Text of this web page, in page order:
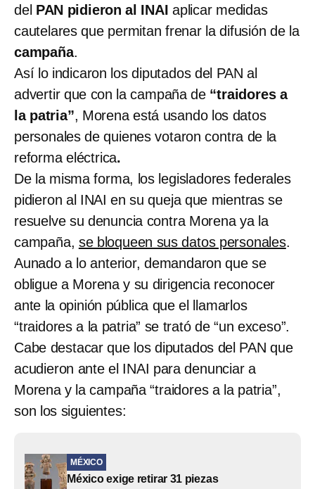
del PAN pidieron al INAI aplicar medidas
cautelares que permitan frenar la difusión de la
campaña.
Así lo indicaron los diputados del PAN al
advertir que con la campaña de “traidores a
la patria”, Morena está usando los datos
personales de quienes votaron contra de la
reforma eléctrica.
De la misma forma, los legisladores federales
pidieron al INAI en su queja que mientras se
resuelve su denuncia contra Morena ya la
campaña, se bloqueen sus datos personales.
Aunado a lo anterior, demandaron que se
obligue a Morena y su dirigencia reconocer
ante la opinión pública que el llamarlos
“traidores a la patria” se trató de “un exceso”.
Cabe destacar que los diputados del PAN que
acudieron ante el INAI para denunciar a
Morena y la campaña “traidores a la patria”,
son los siguientes:
MÉXICO
México exige retirar 31 piezas